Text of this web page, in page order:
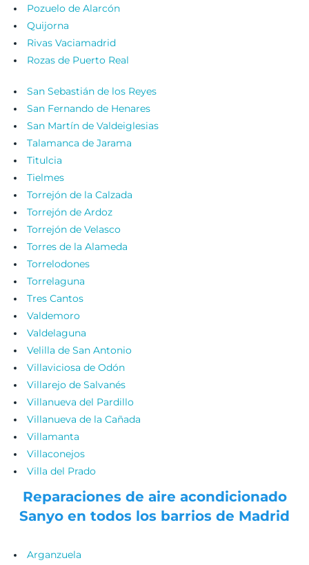
Pozuelo de Alarcón
Quijorna
Rivas Vaciamadrid
Rozas de Puerto Real
San Sebastián de los Reyes
San Fernando de Henares
San Martín de Valdeiglesias
Talamanca de Jarama
Titulcia
Tielmes
Torrejón de la Calzada
Torrejón de Ardoz
Torrejón de Velasco
Torres de la Alameda
Torrelodones
Torrelaguna
Tres Cantos
Valdemoro
Valdelaguna
Velilla de San Antonio
Villaviciosa de Odón
Villarejo de Salvanés
Villanueva del Pardillo
Villanueva de la Cañada
Villamanta
Villaconejos
Villa del Prado
Reparaciones de aire acondicionado
Sanyo en todos los barrios de Madrid
Arganzuela